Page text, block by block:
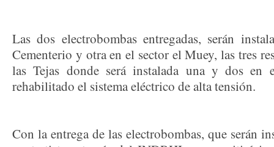
Las dos electrobombas entregadas, serán
Cementerio y otra en el sector el Muey, las tres
las Tejas donde será instalada una y dos en
rehabilitado el sistema eléctrico de alta tensión.
Con la entrega de las electrobombas, que serán